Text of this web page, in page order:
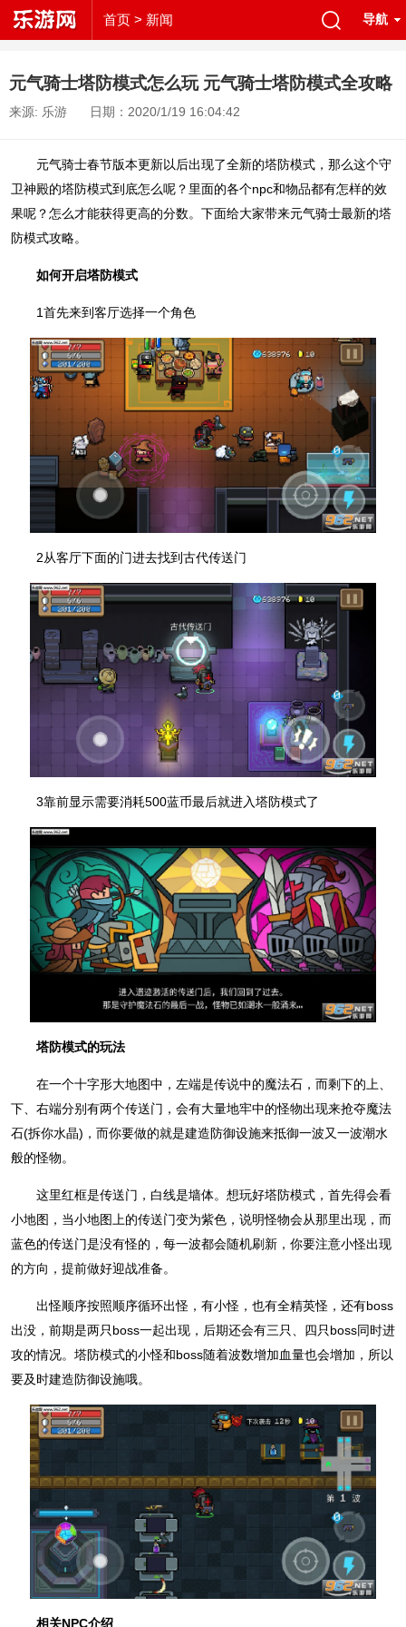
首页 > 新闻 导航
元气骑士塔防模式怎么玩 元气骑士塔防模式全攻略
来源: 乐游 日期：2020/1/19 16:04:42
元气骑士春节版本更新以后出现了全新的塔防模式，那么这个守
卫神殿的塔防模式到底怎么呢？里面的各个npc和物品都有怎样的效
果呢？怎么才能获得更高的分数。下面给大家带来元气骑士最新的塔
防模式攻略。
如何开启塔防模式
1首先来到客厅选择一个角色
2从客厅下面的门进去找到古代传送门
3靠前显示需要消耗500蓝币最后就进入塔防模式了
塔防模式的玩法
在一个十字形大地图中，左端是传说中的魔法石，而剩下的上、
下、右端分别有两个传送门，会有大量地牢中的怪物出现来抢夺魔法
石(拆你水晶)，而你要做的就是建造防御设施来抵御一波又一波潮水
般的怪物。
这里红框是传送门，白线是墙体。想玩好塔防模式，首先得会看
小地图，当小地图上的传送门变为紫色，说明怪物会从那里出现，而
蓝色的传送门是没有怪的，每一波都会随机刷新，你要注意小怪出现
的方向，提前做好迎战准备。
出怪顺序按照顺序循环出怪，有小怪，也有全精英怪，还有boss
出没，前期是两只boss一起出现，后期还会有三只、四只boss同时进
攻的情况。塔防模式的小怪和boss随着波数增加血量也会增加，所以
要及时建造防御设施哦。
相关NPC介绍